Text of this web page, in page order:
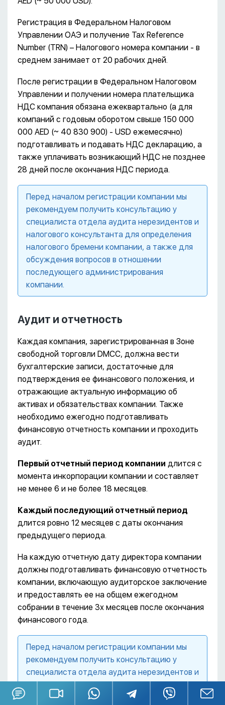
Регистрация в Федеральном Налоговом
Управлении ОАЭ и получение Tax Reference
Number (TRN) – Налогового номера компании - в
среднем занимает от 20 рабочих дней.
После регистрации в Федеральном Налоговом
Управлении и получении номера плательщика
НДС компания обязана ежеквартально (а для
компаний с годовым оборотом свыше 150 000
000 AED (~ 40 830 900) - USD ежемесячно)
подготавливать и подавать НДС декларацию, а
также уплачивать возникающий НДС не позднее
28 дней после окончания НДС периода.
Перед началом регистрации компании мы
рекомендуем получить консультацию у
специалиста отдела аудита нерезидентов и
налогового консультанта для определения
налогового бремени компании, а также для
обсуждения вопросов в отношении
последующего администрирования
компании.
Аудит и отчетность
Каждая компания, зарегистрированная в Зоне
свободной торговли DMCC, должна вести
бухгалтерские записи, достаточные для
подтверждения ее финансового положения, и
отражающие актуальную информацию об
активах и обязательствах компании. Также
необходимо ежегодно подготавливать
финансовую отчетность компании и проходить
аудит.
Первый отчетный период компании длится с
момента инкорпорации компании и составляет
не менее 6 и не более 18 месяцев.
Каждый последующий отчетный период
длится ровно 12 месяцев с даты окончания
предыдущего периода.
На каждую отчетную дату директора компании
должны подготавливать финансовую отчетность
компании, включающую аудиторское заключение
и предоставлять ее на общем ежегодном
собрании в течение 3х месяцев после окончания
финансового года.
Перед началом регистрации компании мы
рекомендуем получить консультацию у
специалиста отдела аудита нерезидентов и
налогового консультанта для определения
налогового бремени компании, а также для